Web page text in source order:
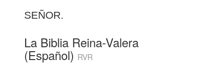
SEÑOR.
La Biblia Reina-Valera
(Español) RVR